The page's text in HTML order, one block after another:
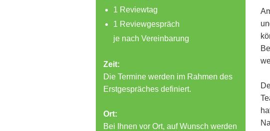
1 Reviewtag
1 Reviewgespräch
je nach Vereinbarung
Zeit:
Die Termine werden im Rahmen des
Erstgespräches definiert.
Ort:
Bei Ihnen vor Ort, auf Wunsch werden